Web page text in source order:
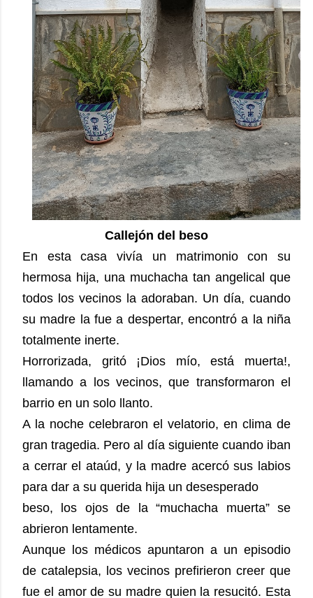
Callejón del beso
En esta casa vivía un matrimonio con su
hermosa hija, una muchacha tan angelical que
todos los vecinos la adoraban. Un día, cuando
su madre la fue a despertar, encontró a la niña
totalmente inerte.
Horrorizada, gritó ¡Dios mío, está muerta!,
llamando a los vecinos, que transformaron el
barrio en un solo llanto.
A la noche celebraron el velatorio, en clima de
gran tragedia. Pero al día siguiente cuando iban
a cerrar el ataúd, y la madre acercó sus labios
para dar a su querida hija un desesperado
beso, los ojos de la “muchacha muerta” se
abrieron lentamente.
Aunque los médicos apuntaron a un episodio
de catalepsia, los vecinos prefirieron creer que
fue el amor de su madre quien la resucitó. Esta